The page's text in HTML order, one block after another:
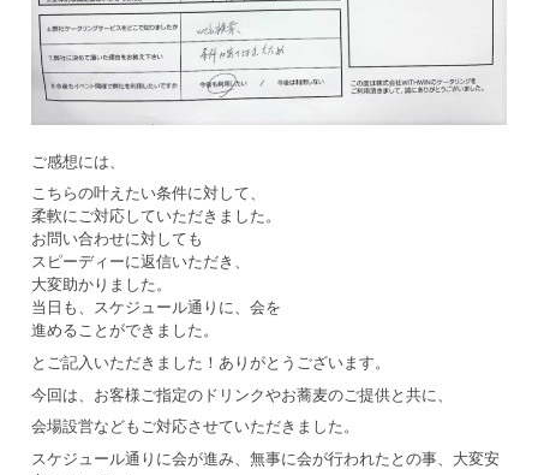
ご感想には、
こちらの叶えたい条件に対して、
柔軟にご対応していただきました。
お問い合わせに対しても
スピーディーに返信いただき、
大変助かりました。
当日も、スケジュール通りに、会を
進めることができました。
とご記入いただきました！ありがとうございます。
今回は、お客様ご指定のドリンクやお蕎麦のご提供と共に、
会場設営などもご対応させていただきました。
スケジュール通りに会が進み、無事に会が行われたとの事、大変安